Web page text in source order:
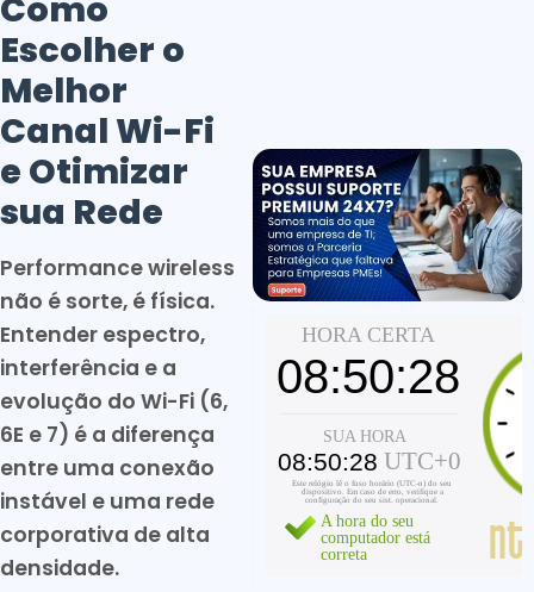
Como
Escolher o
Melhor
Canal Wi-Fi
e Otimizar
sua Rede
Performance wireless
não é sorte, é física.
Entender espectro,
interferência e a
evolução do Wi-Fi (6,
6E e 7) é a diferença
entre uma conexão
instável e uma rede
corporativa de alta
densidade.